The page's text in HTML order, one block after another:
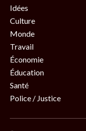
Idées
Culture
Monde
Travail
Économie
Éducation
Santé
Police / Justice